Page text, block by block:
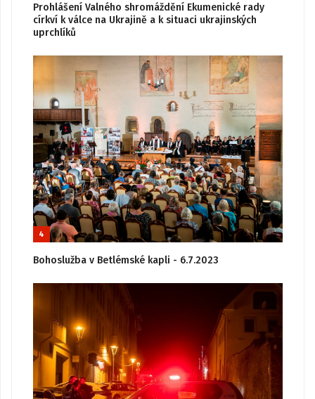
Prohlášení Valného shromáždění Ekumenické rady
církví k válce na Ukrajině a k situaci ukrajinských
uprchlíků
4
Bohoslužba v Betlémské kapli - 6.7.2023